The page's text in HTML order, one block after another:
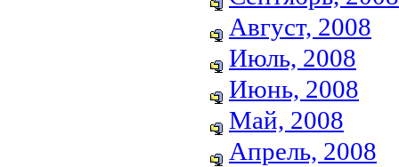
Август, 2008
Июль, 2008
Июнь, 2008
Май, 2008
Апрель, 2008